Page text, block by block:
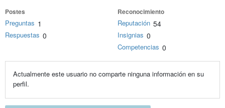
Postes
Preguntas 1
Respuestas 0
Reconocimiento
Reputación 54
Insignias 0
Competencias 0
Actualmente este usuario no comparte ninguna información en su
perfil.